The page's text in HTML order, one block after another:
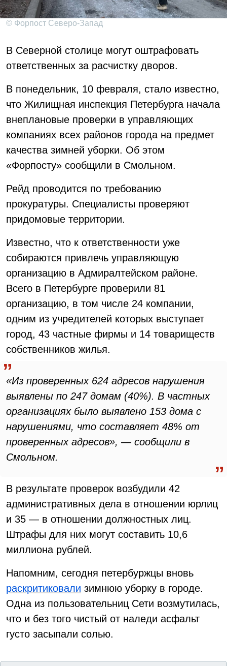
© Форпост Северо-Запад
В Северной столице могут оштрафовать
ответственных за расчистку дворов.
В понедельник, 10 февраля, стало известно,
что Жилищная инспекция Петербурга начала
внеплановые проверки в управляющих
компаниях всех районов города на предмет
качества зимней уборки. Об этом
«Форпосту» сообщили в Смольном.
Рейд проводится по требованию
прокуратуры. Специалисты проверяют
придомовые территории.
Известно, что к ответственности уже
собираются привлечь управляющую
организацию в Адмиралтейском районе.
Всего в Петербурге проверили 81
организацию, в том числе 24 компании,
одним из учредителей которых выступает
город, 43 частные фирмы и 14 товариществ
собственников жилья.
«Из проверенных 624 адресов нарушения
выявлены по 247 домам (40%). В частных
организациях было выявлено 153 дома с
нарушениями, что составляет 48% от
проверенных адресов», — сообщили в
Смольном.
В результате проверок возбудили 42
административных дела в отношении юрлиц
и 35 — в отношении должностных лиц.
Штрафы для них могут составить 10,6
миллиона рублей.
Напомним, сегодня петербуржцы вновь
раскритиковали зимнюю уборку в городе.
Одна из пользовательниц Сети возмутилась,
что и без того чистый от наледи асфальт
густо засыпали солью.